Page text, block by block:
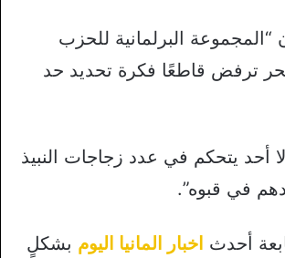
البرلمانية للحزب
ترفض قاطعًا فكرة تحديد حد
أحد يتحكم في عدد زجاجات النبيذ
في قبوه”.
أحدث اخبار المانيا اليوم بشكلٍ